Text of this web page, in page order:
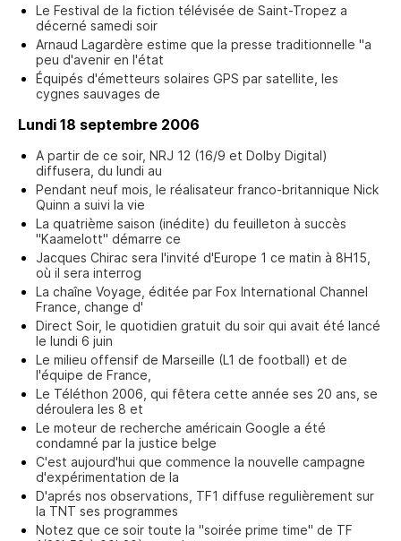
Le Festival de la fiction télévisée de Saint-Tropez a
décerné samedi soir
Arnaud Lagardère estime que la presse traditionnelle "a
peu d'avenir en l'état
Équipés d'émetteurs solaires GPS par satellite, les
cygnes sauvages de
Lundi 18 septembre 2006
A partir de ce soir, NRJ 12 (16/9 et Dolby Digital)
diffusera, du lundi au
Pendant neuf mois, le réalisateur franco-britannique Nick
Quinn a suivi la vie
La quatrième saison (inédite) du feuilleton à succès
"Kaamelott" démarre ce
Jacques Chirac sera l'invité d'Europe 1 ce matin à 8H15,
où il sera interrog
La chaîne Voyage, éditée par Fox International Channel
France, change d'
Direct Soir, le quotidien gratuit du soir qui avait été lancé
le lundi 6 juin
Le milieu offensif de Marseille (L1 de football) et de
l'équipe de France,
Le Téléthon 2006, qui fêtera cette année ses 20 ans, se
déroulera les 8 et
Le moteur de recherche américain Google a été
condamné par la justice belge
C'est aujourd'hui que commence la nouvelle campagne
d'expérimentation de la
D'aprés nos observations, TF1 diffuse regulièrement sur
la TNT ses programmes
Notez que ce soir toute la "soirée prime time" de TF